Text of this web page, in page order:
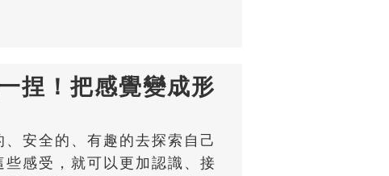
捏！把感覺變成形
安全的、有趣的去探索自己
感受，就可以更加認識、接